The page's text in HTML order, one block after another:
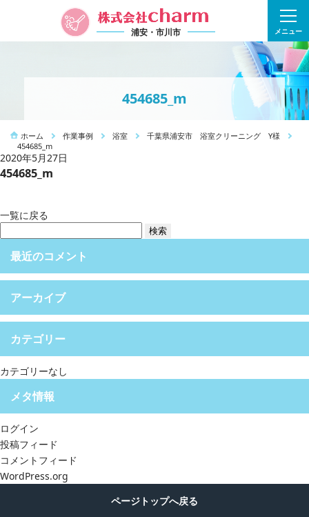
浦安・市川市 メニュー
454685_m
ホーム 作業事例 浴室
千葉県浦安市 浴室クリーニング Y様
454685_m
2020年5月27日
454685_m
一覧に戻る
索:
最近のコメント
アーカイブ
カテゴリー
カテゴリーなし
メタ情報
ログイン
投稿フィード
コメントフィード
WordPress.org